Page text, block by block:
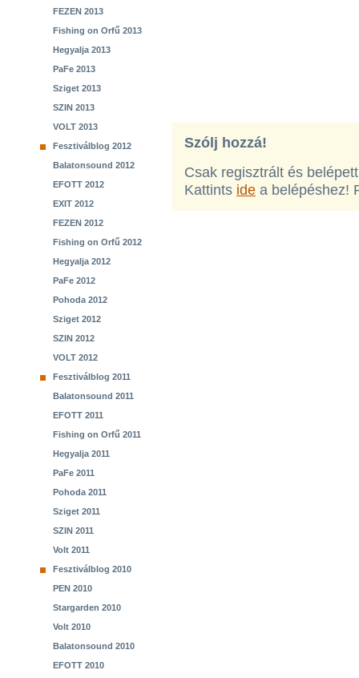
FEZEN 2013
Fishing on Orfű 2013
Hegyalja 2013
PaFe 2013
Sziget 2013
SZIN 2013
VOLT 2013
Fesztiválblog 2012
Balatonsound 2012
EFOTT 2012
EXIT 2012
FEZEN 2012
Fishing on Orfű 2012
Hegyalja 2012
PaFe 2012
Pohoda 2012
Sziget 2012
SZIN 2012
VOLT 2012
Fesztiválblog 2011
Balatonsound 2011
EFOTT 2011
Fishing on Orfű 2011
Hegyalja 2011
PaFe 2011
Pohoda 2011
Sziget 2011
SZIN 2011
Volt 2011
Fesztiválblog 2010
PEN 2010
Stargarden 2010
Volt 2010
Balatonsound 2010
EFOTT 2010
Szólj hozzá!
Csak regisztrált és
Kattints ide a belépéshez!